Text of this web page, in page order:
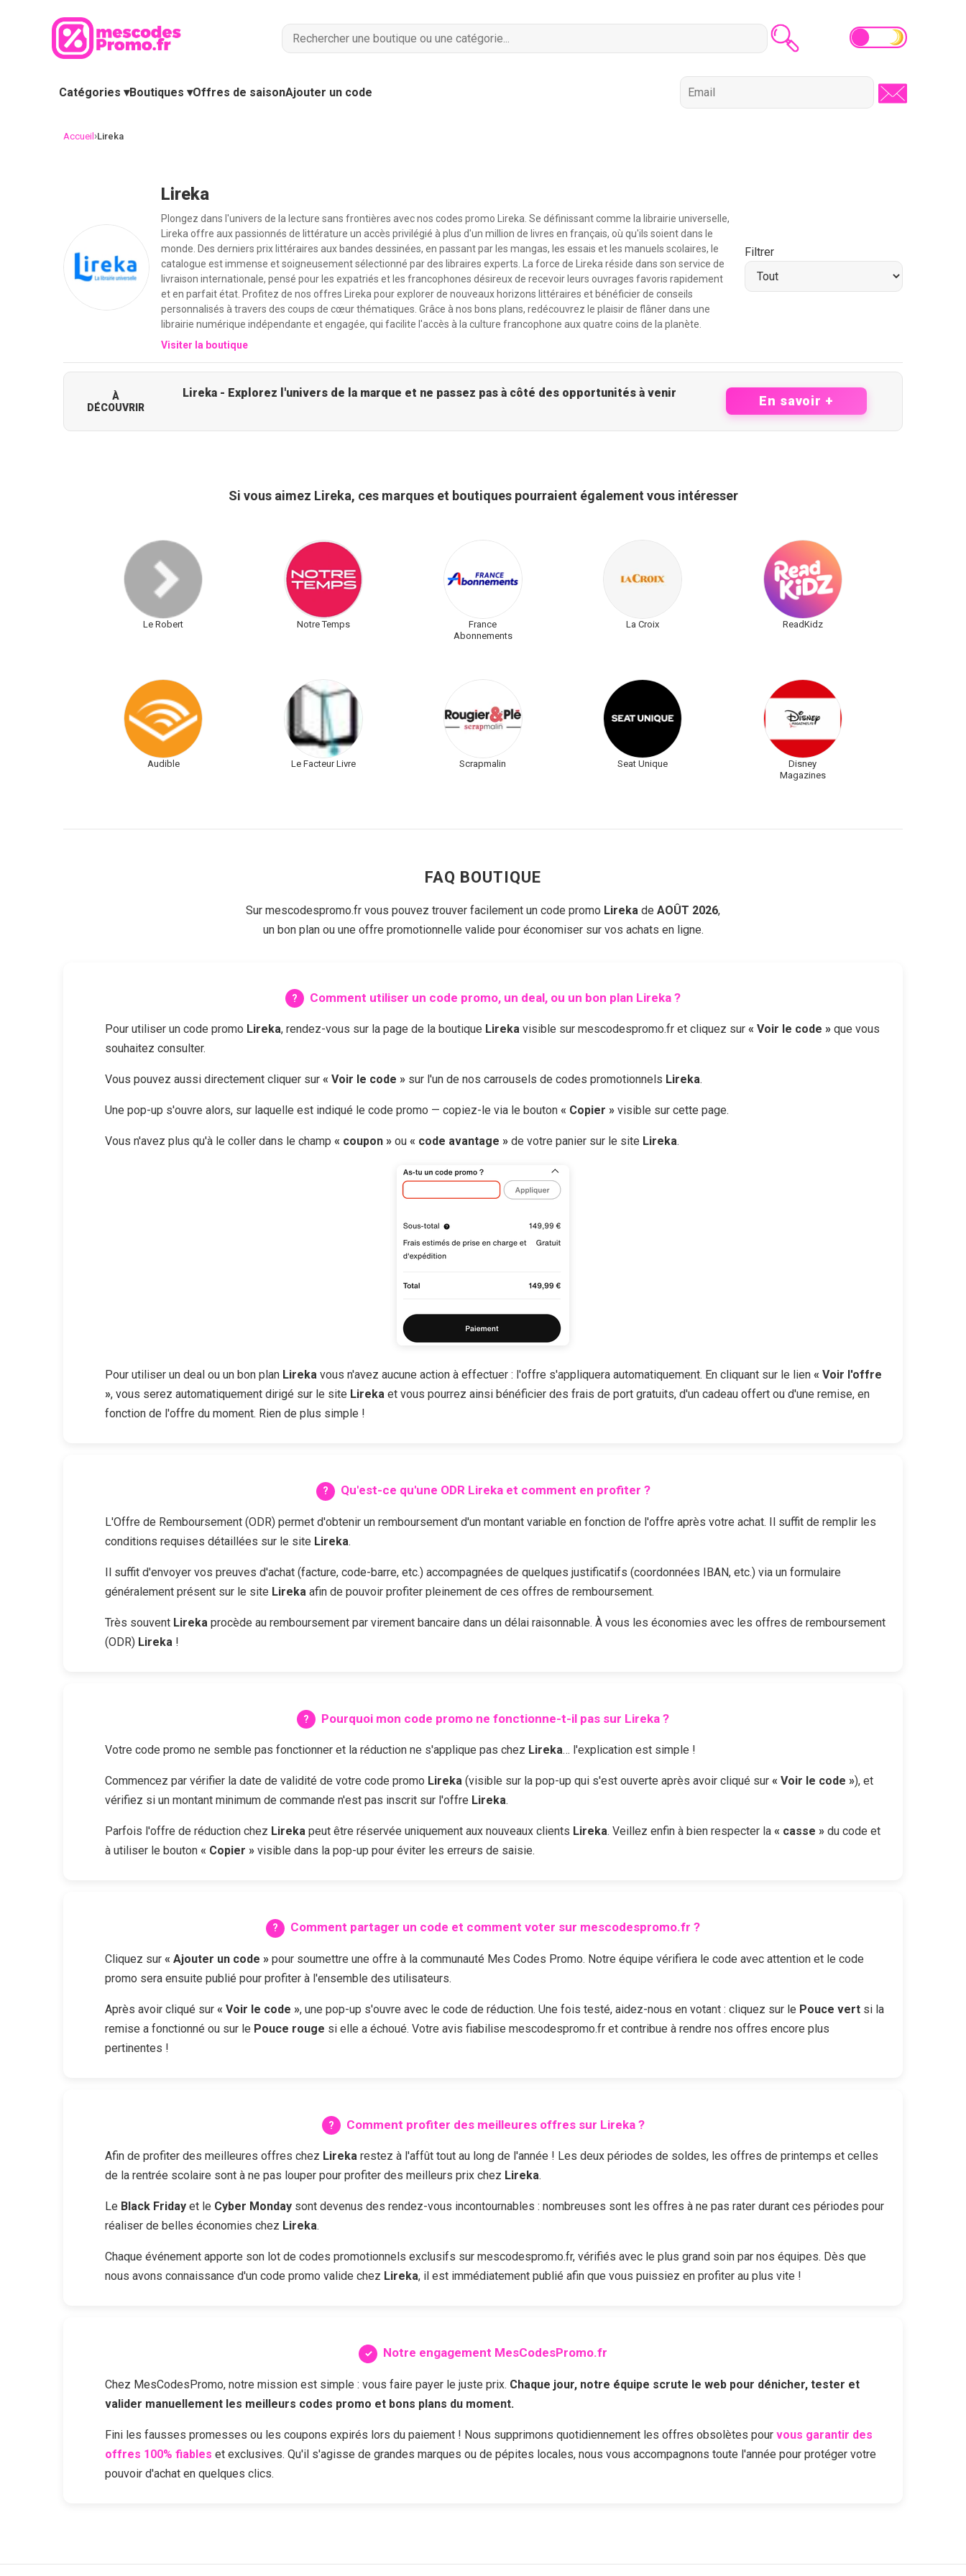
Catégories ▾Boutiques ▾Offres de saisonAjouter un code
Accueil ›Lireka
Lireka
Plongez dans l'univers de la lecture sans frontières avec nos codes promo Lireka. Se définissant comme la librairie universelle,
Lireka offre aux passionnés de littérature un accès privilégié à plus d'un million de livres en français, où qu'ils soient dans le
monde. Des derniers prix littéraires aux bandes dessinées, en passant par les mangas, les essais et les manuels scolaires, le
catalogue est immense et soigneusement sélectionné par des libraires experts. La force de Lireka réside dans son service de
livraison internationale, pensé pour les expatriés et les francophones désireux de recevoir leurs ouvrages favoris rapidement
et en parfait état. Profitez de nos offres Lireka pour explorer de nouveaux horizons littéraires et bénéficier de conseils
personnalisés à travers des coups de cœur thématiques. Grâce à nos bons plans, redécouvrez le plaisir de flâner dans une
librairie numérique indépendante et engagée, qui facilite l'accès à la culture francophone aux quatre coins de la planète.
Visiter la boutique
Filtrer
À
DÉCOUVRIR
Lireka - Explorez l'univers de la marque et ne passez pas à côté des opportunités à venir
En savoir +
Si vous aimez Lireka, ces marques et boutiques pourraient également vous intéresser
Le Robert Notre Temps
France
Abonnements
La Croix ReadKidz
Audible Le Facteur Livre Scrapmalin Seat Unique
Disney
Magazines
FAQ BOUTIQUE
Sur mescodespromo.fr vous pouvez trouver facilement un code promo Lireka de AOÛT 2026,
un bon plan ou une offre promotionnelle valide pour économiser sur vos achats en ligne.
Comment utiliser un code promo, un deal, ou un bon plan Lireka ?
Pour utiliser un code promo Lireka, rendez-vous sur la page de la boutique Lireka visible sur mescodespromo.fr et cliquez sur « Voir le code » que vous
souhaitez consulter.
Vous pouvez aussi directement cliquer sur « Voir le code » sur l'un de nos carrousels de codes promotionnels Lireka.
Une pop-up s'ouvre alors, sur laquelle est indiqué le code promo — copiez-le via le bouton « Copier » visible sur cette page.
Vous n'avez plus qu'à le coller dans le champ « coupon » ou « code avantage » de votre panier sur le site Lireka.
Pour utiliser un deal ou un bon plan Lireka vous n'avez aucune action à effectuer : l'offre s'appliquera automatiquement. En cliquant sur le lien « Voir l'offre
», vous serez automatiquement dirigé sur le site Lireka et vous pourrez ainsi bénéficier des frais de port gratuits, d'un cadeau offert ou d'une remise, en
fonction de l'offre du moment. Rien de plus simple !
Qu'est-ce qu'une ODR Lirekaet comment en profiter ?
L'Offre de Remboursement (ODR) permet d'obtenir un remboursement d'un montant variable en fonction de l'offre après votre achat. Il suffit de remplir les
conditions requises détaillées sur le site Lireka.
Il suffit d'envoyer vos preuves d'achat (facture, code-barre, etc.) accompagnées de quelques justificatifs (coordonnées IBAN, etc.) via un formulaire
généralement présent sur le site Lireka afin de pouvoir profiter pleinement de ces offres de remboursement.
Très souvent Lireka procède au remboursement par virement bancaire dans un délai raisonnable. À vous les économies avec les offres de remboursement
(ODR) Lireka !
Pourquoi mon code promo ne fonctionne-t-il pas sur Lireka ?
Votre code promo ne semble pas fonctionner et la réduction ne s'applique pas chez Lireka… l'explication est simple !
Commencez par vérifier la date de validité de votre code promo Lireka (visible sur la pop-up qui s'est ouverte après avoir cliqué sur « Voir le code »), et
vérifiez si un montant minimum de commande n'est pas inscrit sur l'offre Lireka.
Parfois l'offre de réduction chez Lireka peut être réservée uniquement aux nouveaux clients Lireka. Veillez enfin à bien respecter la « casse » du code et
à utiliser le bouton « Copier » visible dans la pop-up pour éviter les erreurs de saisie.
Comment partager un code et comment voter sur mescodespromo.fr ?
Cliquez sur « Ajouter un code » pour soumettre une offre à la communauté Mes Codes Promo. Notre équipe vérifiera le code avec attention et le code
promo sera ensuite publié pour profiter à l'ensemble des utilisateurs.
Après avoir cliqué sur « Voir le code », une pop-up s'ouvre avec le code de réduction. Une fois testé, aidez-nous en votant : cliquez sur le Pouce vert si la
remise a fonctionné ou sur le Pouce rouge si elle a échoué. Votre avis fiabilise mescodespromo.fr et contribue à rendre nos offres encore plus
pertinentes !
Comment profiter des meilleures offres sur Lireka?
Afin de profiter des meilleures offres chez Lireka restez à l'affût tout au long de l'année ! Les deux périodes de soldes, les offres de printemps et celles
de la rentrée scolaire sont à ne pas louper pour profiter des meilleurs prix chez Lireka.
Le Black Friday et le Cyber Monday sont devenus des rendez-vous incontournables : nombreuses sont les offres à ne pas rater durant ces périodes pour
réaliser de belles économies chez Lireka.
Chaque événement apporte son lot de codes promotionnels exclusifs sur mescodespromo.fr, vérifiés avec le plus grand soin par nos équipes. Dès que
nous avons connaissance d'un code promo valide chez Lireka, il est immédiatement publié afin que vous puissiez en profiter au plus vite !
Notre engagement MesCodesPromo.fr
Chez MesCodesPromo, notre mission est simple : vous faire payer le juste prix. Chaque jour, notre équipe scrute le web pour dénicher, tester et
valider manuellement les meilleurs codes promo et bons plans du moment.
Fini les fausses promesses ou les coupons expirés lors du paiement ! Nous supprimons quotidiennement les offres obsolètes pour vous garantir des
offres 100% fiables et exclusives. Qu'il s'agisse de grandes marques ou de pépites locales, nous vous accompagnons toute l'année pour protéger votre
pouvoir d'achat en quelques clics.